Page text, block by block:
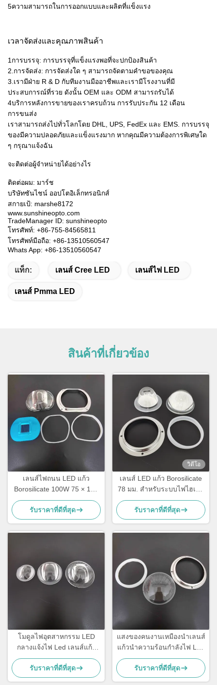
5ความสามารถในการออกแบบและผลิตที่แข็งแรง
เวลาจัดส่งและคุณภาพสินค้า
1การบรรจุ: การบรรจุที่แข็งแรงพอที่จะปกป้องสินค้า
2.การจัดส่ง: การจัดส่งใด ๆ สามารถจัดตามคําขอของคุณ
3.เรามีฝ่าย R & D กับทีมงานมืออาชีพและเรามีโรงงานที่มี
ประสบการณ์ที่รวย ดังนั้น OEM และ ODM สามารถรับได้
4บริการหลังการขายของเราครบถ้วน การรับประกัน 12 เดือน
การขนส่ง
เราสามารถส่งไปทั่วโลกโดย DHL, UPS, FedEx และ EMS. การบรรจุ
ของมีความปลอดภัยและแข็งแรงมาก หากคุณมีความต้องการพิเศษใด
ๆ กรุณาแจ้งฉัน
จะติดต่อผู้จําหน่ายได้อย่างไร
ติดต่อผม: มาร์ช
บริษัทซันไชน์ ออปโตอิเล็กทรอนิกส์
สกายเป้: marshe8172
www.sunshineopto.com
TradeManager ID: sunshineopto
โทรศัพท์: +86-755-84565811
โทรศัพท์มือถือ: +86-13510560547
Whats App: +86-13510560547
แท็ก: เลนส์ Cree LED เลนส์ไฟ LED
เลนส์ Pmma LED
สินค้าที่เกี่ยวข้อง
เลนส์ไฟถนน LED แก้ว
Borosilicate 100W 75 × 135
องศาพร้อมอ่างความร้อนแบบ
สี่เหลี่ยมสำหรับไฟถนนและ
อุโมงค์ซังพลังงานสูง
รับราคาที่ดีที่สุด
วิดีโอ
เลนส์ LED แก้ว Borosilicate
78 มม. สำหรับระบบไฟไฮเบย์
เลนส์ออพติคอล 45 °สำหรับ
อุปกรณ์ติดตั้ง LED
อุตสาหกรรม
รับราคาที่ดีที่สุด
โมดูลไฟอุตสาหกรรม LED
กลางแจ้งไฟ Led เลนส์แก้ว
Dia 78mm สูง 30 มม
รับราคาที่ดีที่สุด
แสงของคนงานเหมืองนำเลนส์
แก้วนำความร้อนกำลังไฟ Led
เลนส์ 90 องศามุมลำแสง
รับราคาที่ดีที่สุด